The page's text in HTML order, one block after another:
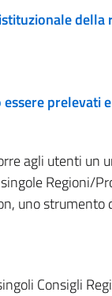
prelevati
agli utenti
Regioni/
uno
Consigli